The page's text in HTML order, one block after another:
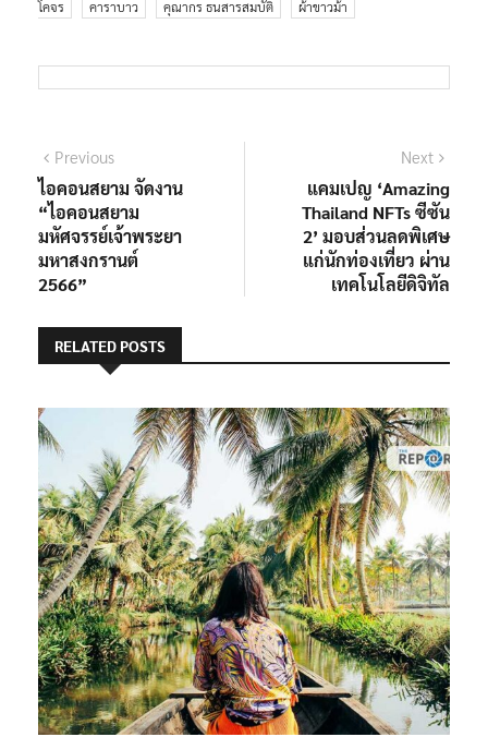
โคจร คาราบาว คุณากร ธนสารสมบัติ ผ้าขาวม้า
แนะแนว
เรื่อง
PreviousPrevious
post:
ไอคอนสยาม จัดงาน
“ไอคอนสยาม
มหัศจรรย์เจ้าพระยา
มหาสงกรานต์
2566”
Next
แคมเปญ ‘Amazing
Thailand NFTs ซีซัน
2’ มอบส่วนลดพิเศษ
แก่นักท่องเที่ยว ผ่าน
เทคโนโลยีดิจิทัล
RELATED POSTS